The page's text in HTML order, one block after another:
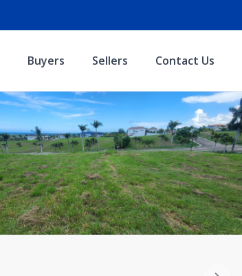
Buyers Sellers Contact Us